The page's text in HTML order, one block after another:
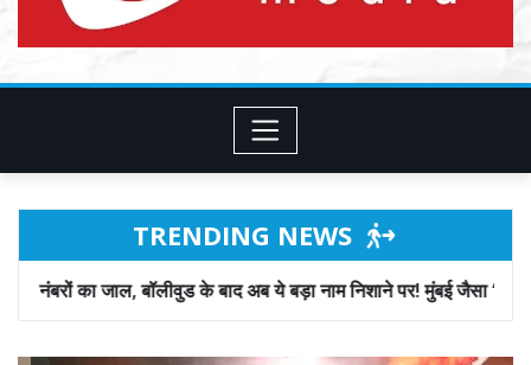
TRENDING NEWS
के बाद अब ये बड़ा नाम निशाने पर! मुंबई जैसा ‘फिरौती खेल’ अब दिल्ली-पंजाब